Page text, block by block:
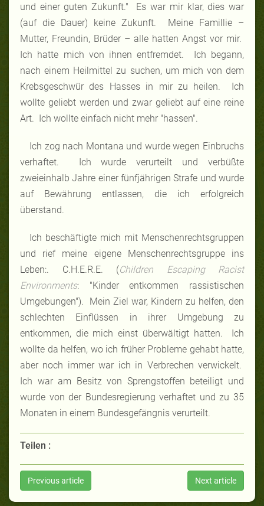
und einer guten Zukunft." Es war mir klar, dies war
(auf die Dauer) keine Zukunft. Meine Famillie –
Mutter, Freundin, Brüder – alle hatten Angst vor mir.
Ich hatte mich von ihnen entfremdet. Ich begann,
nach einem Heilmittel zu suchen, um mich von dem
Krebsgeschwür des Hasses in mir zu heilen. Ich
wollte geliebt werden und zwar geliebt auf eine reine
Art. Ich wollte einfach nicht mehr "hassen".
Ich zog nach Montana und wurde wegen Einbruchs
verhaftet. Ich wurde verurteilt und verbüßte
zweieinhalb Jahre einer fünfjährigen Strafe und wurde
auf Bewährung entlassen, die ich erfolgreich
überstand.
Ich beschäftigte mich mit Menschenrechtsgruppen
und rief meine eigene Menschenrechtsgruppe ins
Leben:. C.H.E.R.E. (Children Escaping Racist
Environments: "Kinder entkommen rassistischen
Umgebungen"). Mein Ziel war, Kindern zu helfen, den
schlechten Einflüssen in ihrer Umgebung zu
entkommen, die mich einst überwältigt hatten. Ich
wollte da helfen, wo ich früher Probleme gehabt hatte,
aber noch immer war ich in Verbrechen verwickelt.
Ich war am Besitz von Sprengstoffen beteiligt und
wurde von der Bundesregierung verhaftet und zu 35
Monaten in einem Bundesgefängnis verurteilt.
Teilen :
Previous article Next article